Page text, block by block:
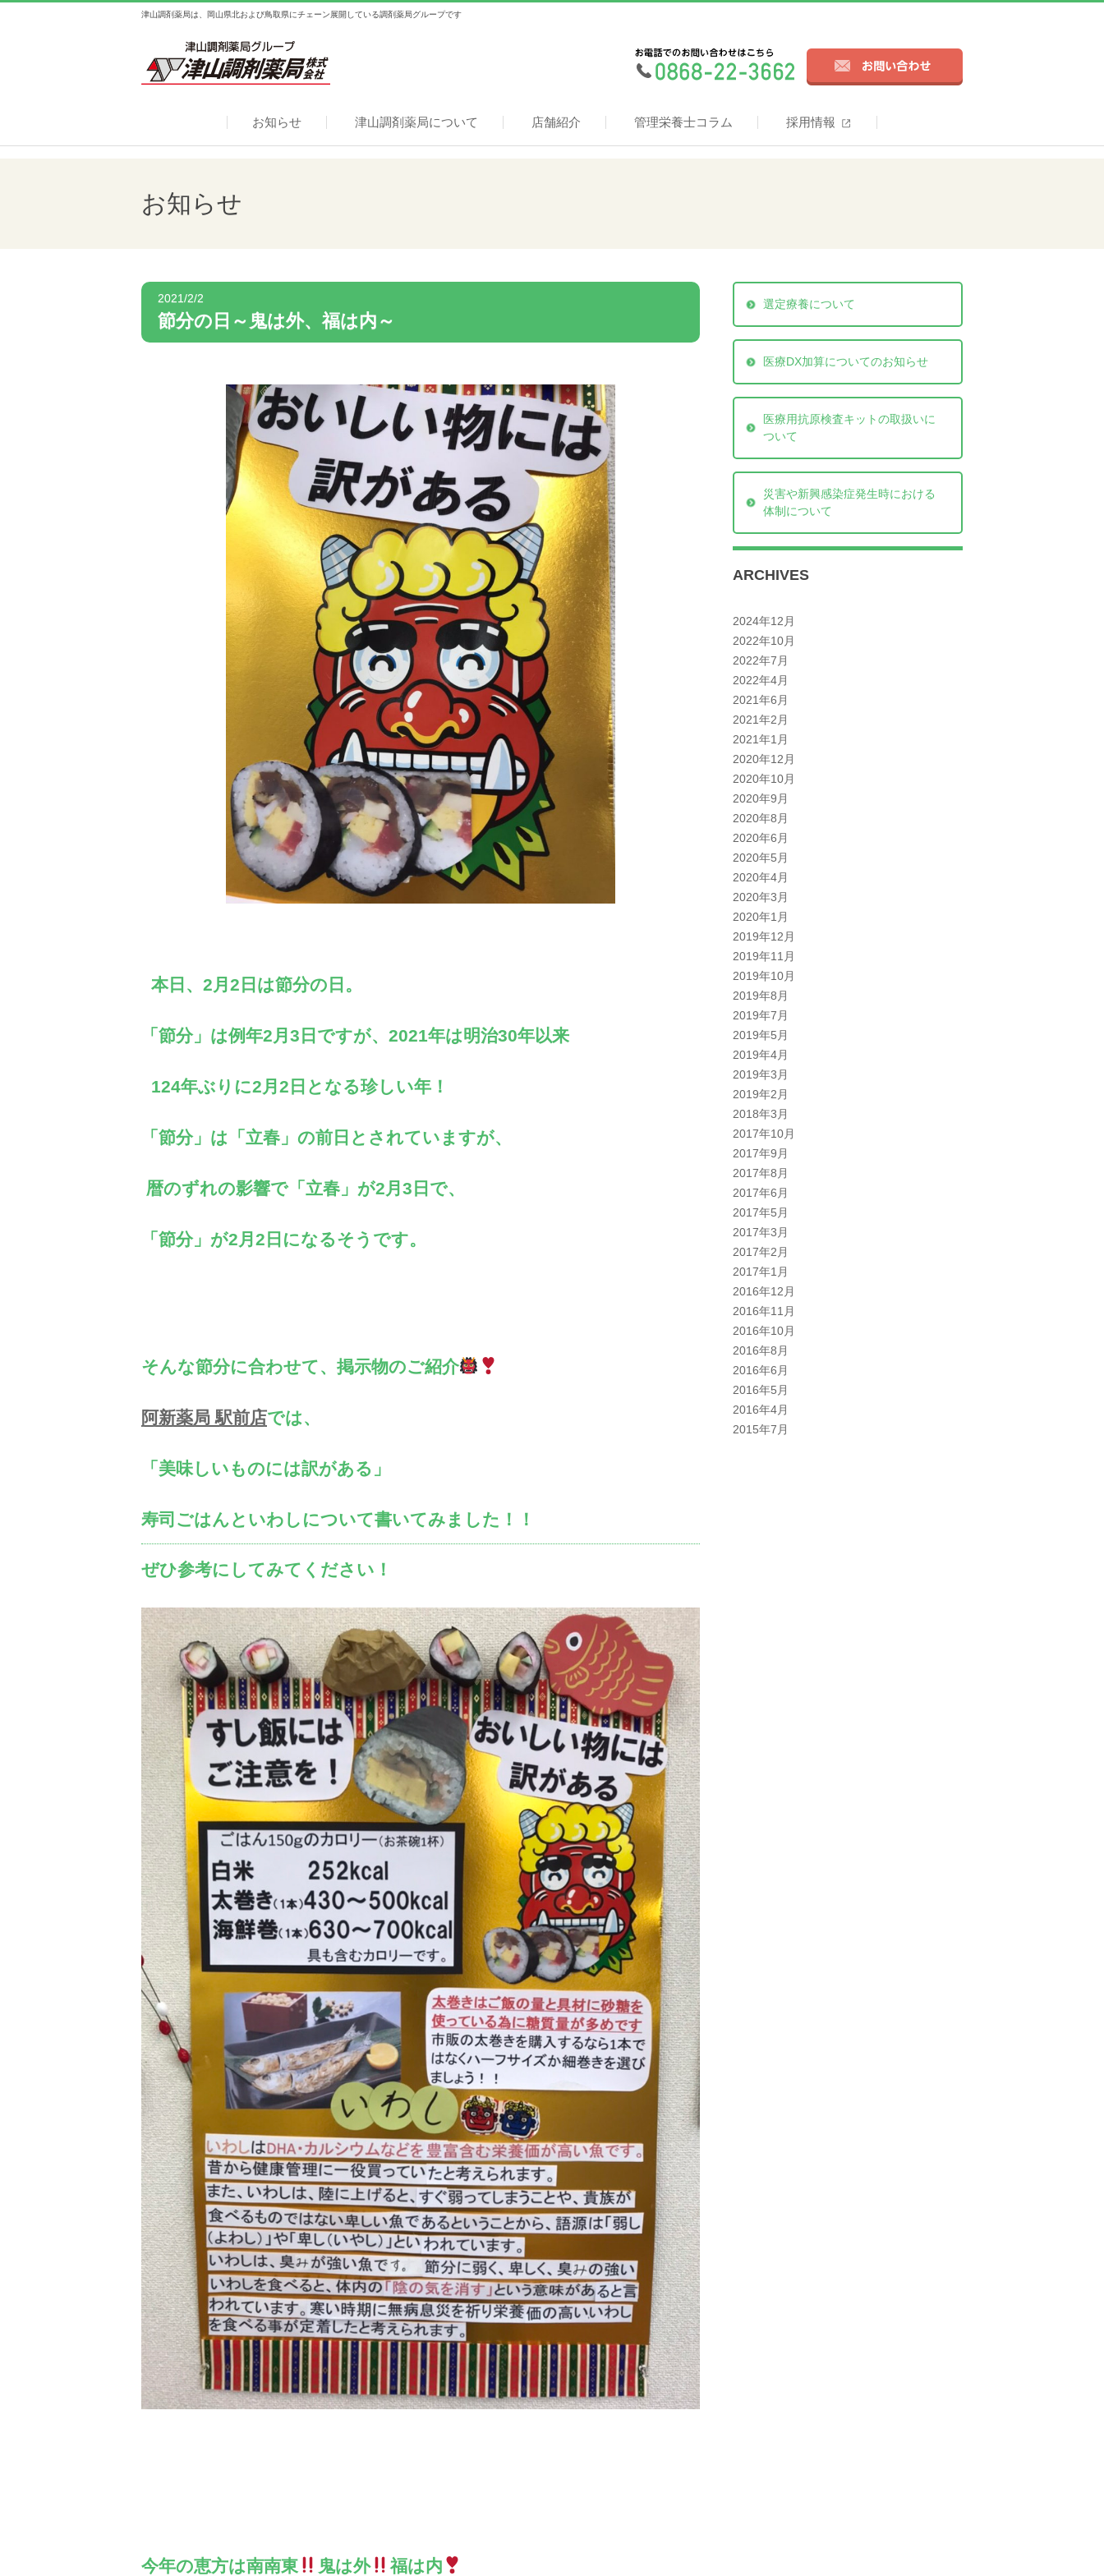
津山調剤薬局は、岡山県北および鳥取県にチェーン展開している調剤薬局グループです
お知らせ 津山調剤薬局について 店舗紹介 管理栄養士コラム 採用情報
お知らせ
2021/2/2
節分の日～鬼は外、福は内～
本日、2月2日は節分の日。
「節分」は例年2月3日ですが、2021年は明治30年以来
124年ぶりに2月2日となる珍しい年！
「節分」は「立春」の前日とされていますが、
暦のずれの影響で「立春」が2月3日で、
「節分」が2月2日になるそうです。
そんな節分に合わせて、掲示物のご紹介
阿新薬局 駅前店では、
「美味しいものには訳がある」
寿司ごはんといわしについて書いてみました！！
ぜひ参考にしてみてください！
今年の恵方は南南東 鬼は外 福は内
選定療養について
医療DX加算についてのお知らせ
医療用抗原検査キットの取扱いに
ついて
災害や新興感染症発生時における
体制について
ARCHIVES
2024年12月
2022年10月
2022年7月
2022年4月
2021年6月
2021年2月
2021年1月
2020年12月
2020年10月
2020年9月
2020年8月
2020年6月
2020年5月
2020年4月
2020年3月
2020年1月
2019年12月
2019年11月
2019年10月
2019年8月
2019年7月
2019年5月
2019年4月
2019年3月
2019年2月
2018年3月
2017年10月
2017年9月
2017年8月
2017年6月
2017年5月
2017年3月
2017年2月
2017年1月
2016年12月
2016年11月
2016年10月
2016年8月
2016年6月
2016年5月
2016年4月
2015年7月